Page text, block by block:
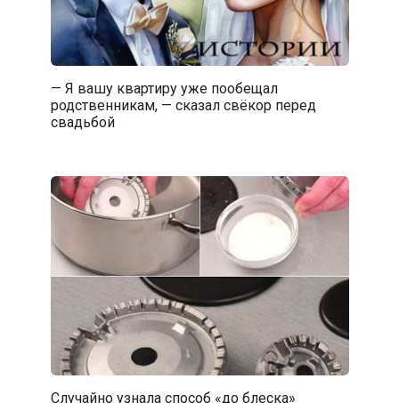
— Я вашу квартиру уже пообещал
родственникам, — сказал свёкор перед
свадьбой
Случайно узнала способ «до блеска»